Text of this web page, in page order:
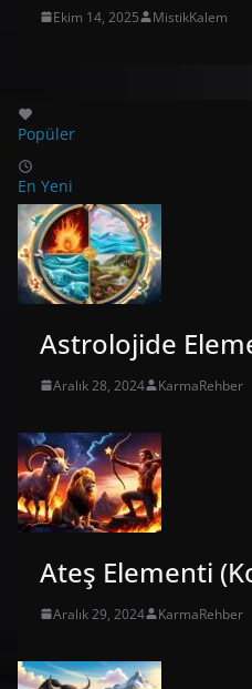
Ekim 14, 2025 MistikKalem
Popüler
En Yeni
Astrolojide
Aralık 28, 2024 KarmaRehber
Ateş Elementi
Aralık 29, 2024 KarmaRehber